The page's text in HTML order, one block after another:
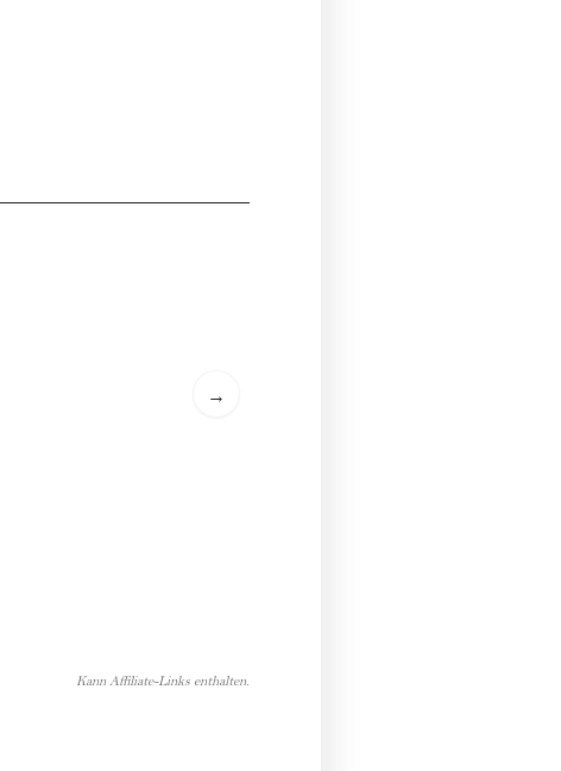
→
Kann Affiliate-Links enthalten.